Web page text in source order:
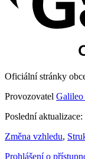
Oficiální stránky
Provozovatel Galileo
Poslední
Změna vzhledu,
Prohlášení o